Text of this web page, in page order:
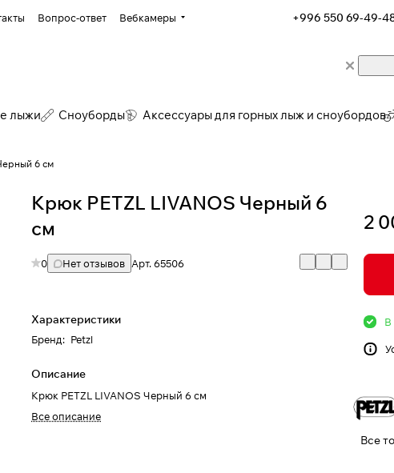
Вопрос-ответ Вебкамеры +996 550 69-49-
лыжи Сноуборды Аксессуары для горных лыж и сноубордов
6 см
Крюк PETZL LIVANOS Черный 6
см
0 Нет отзывов Арт.65506
Характеристики
Бренд: Petzl
Описание
Крюк PETZL LIVANOS Черный 6 см
Все описание
2
В
Все